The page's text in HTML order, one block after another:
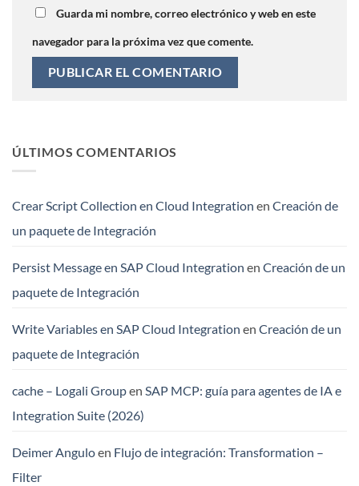
Guarda mi nombre, correo electrónico y web en este
navegador para la próxima vez que comente.
ÚLTIMOS COMENTARIOS
Crear Script Collection en Cloud Integration en Creación de
un paquete de Integración
Persist Message en SAP Cloud Integration en Creación de un
paquete de Integración
Write Variables en SAP Cloud Integration en Creación de un
paquete de Integración
cache – Logali Groupen SAP MCP: guía para agentes de IA e
Integration Suite (2026)
Deimer Anguloen Flujo de integración: Transformation –
Filter